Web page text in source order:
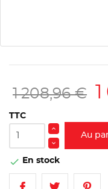
1 208,96 €
TTC
Au
 En stock